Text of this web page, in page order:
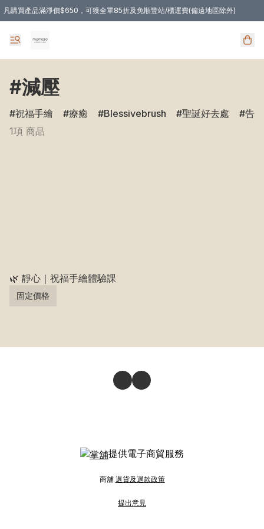
凡購買產品滿淨價$650，可獲全單85折及免順豐站/櫃運費(偏遠地區除外)
#減壓
祝福手繪 療癒 Blessivebrush 聖誕好去處
告白
1項 商品
🌿 靜心｜祝福手繪體驗課
固定價格
提供電子商貿服務
商舖 退貨及退款政策
提出意見